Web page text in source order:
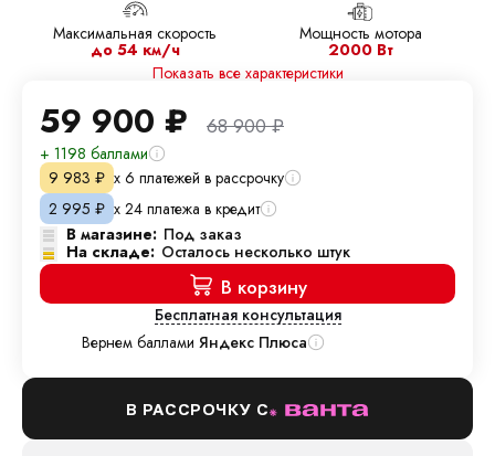
Максимальная скорость
до 54 км/ч
Мощность мотора
2000 Вт
Показать все характеристики
59 900 ₽ 68 900₽
+ 1198 баллами
9 983 ₽ х 6 платежей в рассрочку
2 995 ₽ х 24 платежа в кредит
В магазине: Под заказ
На складе: Осталось несколько штук
В корзину
Бесплатная консультация
Вернем баллами Яндекс Плюса
В РАССРОЧКУ С